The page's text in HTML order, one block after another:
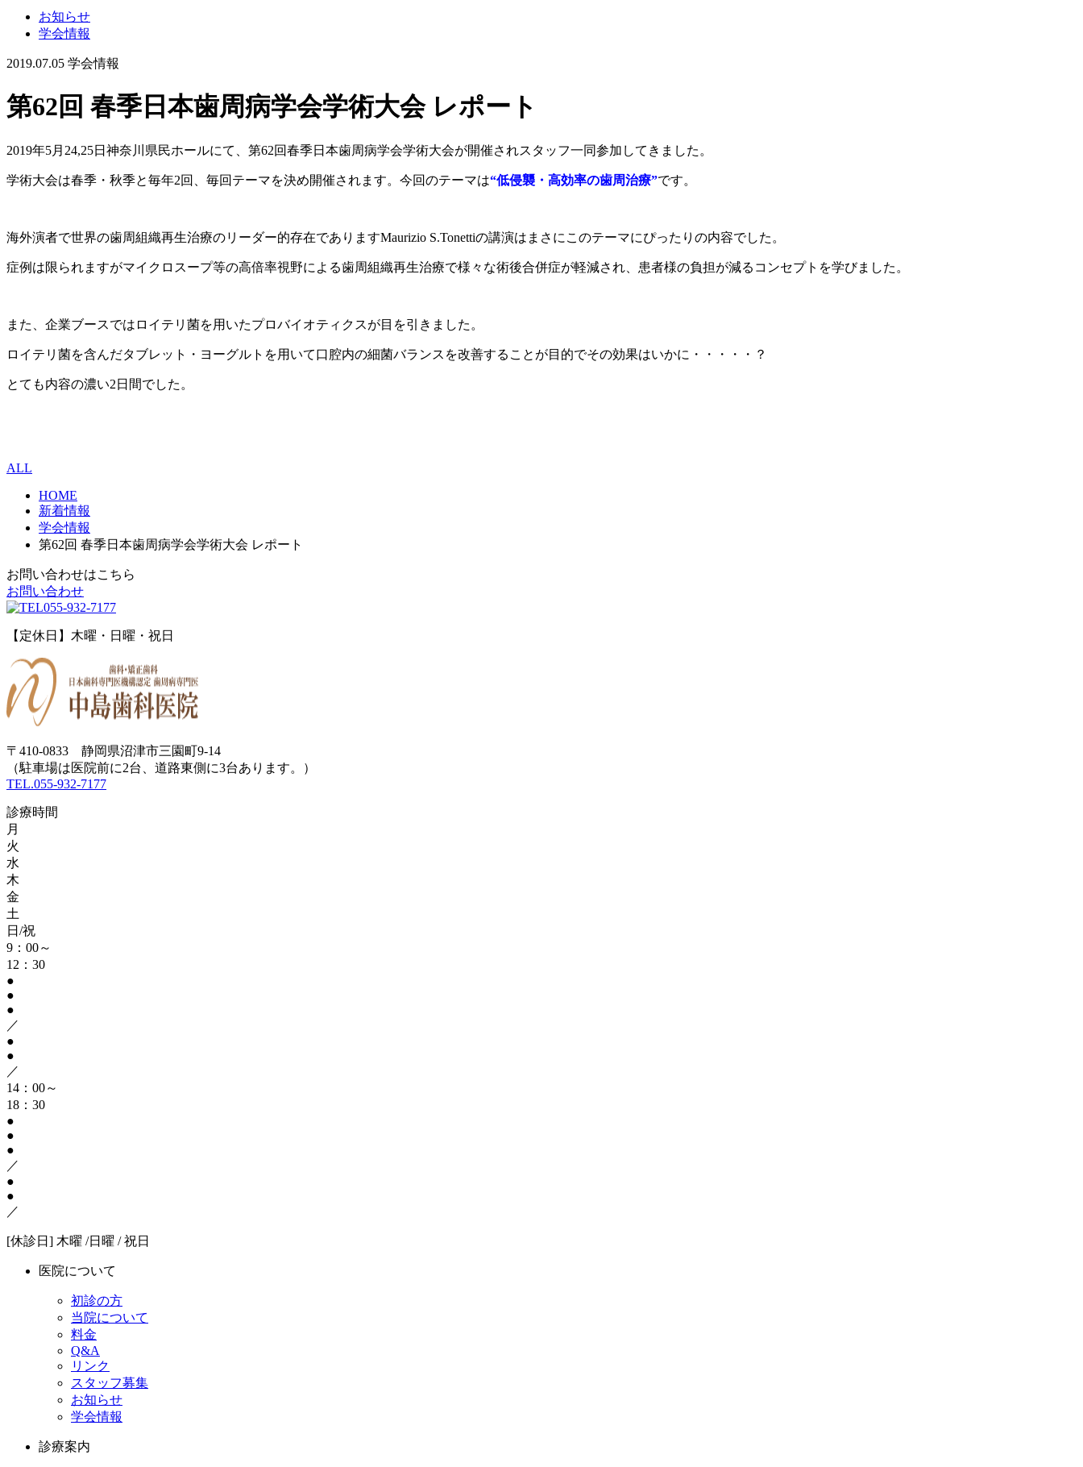
お知らせ
学会情報
2019.07.05 学会情報
第62回 春季日本歯周病学会学術大会 レポート
2019年5月24,25日神奈川県民ホールにて、第62回春季日本歯周病学会学術大会が開催されスタッフ一同参加してきました。
学術大会は春季・秋季と毎年2回、毎回テーマを決め開催されます。今回のテーマは“低侵襲・高効率の歯周治療”です。
海外演者で世界の歯周組織再生治療のリーダー的存在でありますMaurizio S.Tonettiの講演はまさにこのテーマにぴったりの内容でした。
症例は限られますがマイクロスープ等の高倍率視野による歯周組織再生治療で様々な術後合併症が軽減され、患者様の負担が減るコンセプトを学びました。
また、企業ブースではロイテリ菌を用いたプロバイオティクスが目を引きました。
ロイテリ菌を含んだタブレット・ヨーグルトを用いて口腔内の細菌バランスを改善することが目的でその効果はいかに・・・・・？
とても内容の濃い2日間でした。
ALL
HOME
新着情報
学会情報
第62回 春季日本歯周病学会学術大会 レポート
お問い合わせはこちら
お問い合わせ
055-932-7177
【定休日】木曜・日曜・祝日
〒410-0833 静岡県沼津市三園町9-14
（駐車場は医院前に2台、道路東側に3台あります。）
TEL.055-932-7177
診療時間
月
火
水
木
金
土
日/祝
9：00～
12：30
●
●
●
／
●
●
／
14：00～
18：30
●
●
●
／
●
●
／
[休診日] 木曜 /日曜 / 祝日
医院について
初診の方
当院について
料金
Q&A
リンク
スタッフ募集
お知らせ
学会情報
診療案内